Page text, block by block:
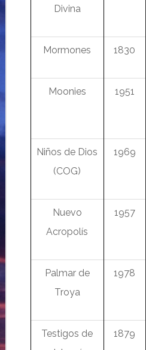
Divina
Mormones 1830
Moonies 1951
Niños de Dios
(COG)
1969
Nuevo
Acropolís
1957
Palmar de
Troya
1978
Testigos de
1879